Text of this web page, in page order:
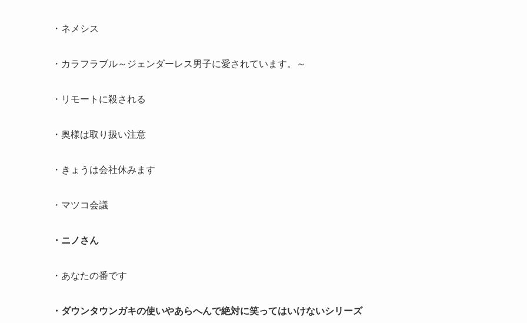
・ネメシス
・カラフラブル～ジェンダーレス男子に愛されています。～
・リモートに殺される
・奥様は取り扱い注意
・きょうは会社休みます
・マツコ会議
・ニノさん
・あなたの番です
・ダウンタウンガキの使いやあらへんで絶対に笑ってはいけないシリーズ